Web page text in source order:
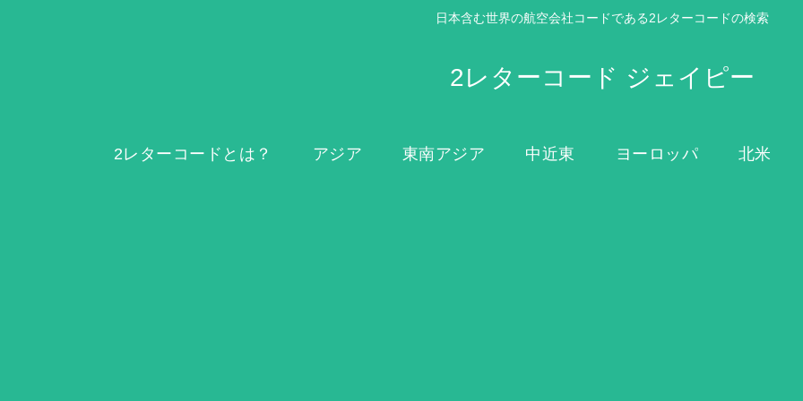
日本含む世界の航空会社コードである2レターコードの検索
2レターコード ジェイピー
2レターコードとは？ アジア 東南アジア 中近東 ヨーロッパ 北米